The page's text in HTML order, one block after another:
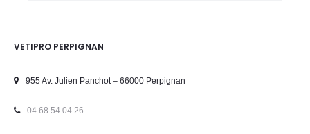
VETIPRO PERPIGNAN
955 Av. Julien Panchot – 66000 Perpignan
04 68 54 04 26